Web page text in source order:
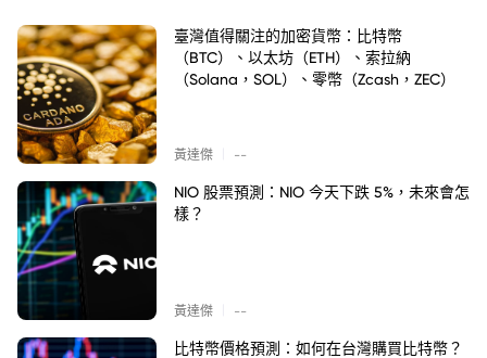
臺灣值得關注的加密貨幣：比特幣
（BTC）、以太坊（ETH）、索拉納
（Solana，SOL）、零幣（Zcash，ZEC）
黃達傑 --
NIO 股票預測：NIO 今天下跌 5%，未來會怎
樣？
黃達傑 --
比特幣價格預測：如何在台灣購買比特幣？